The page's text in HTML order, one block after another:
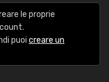
le proprie
puoi creare un